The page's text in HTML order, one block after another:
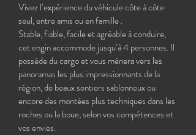
Vivez l’expérience du véhicule côte à côte
seul, entre amis ou en famille .
Stable, fiable, facile et agréable à conduire,
cet engin accommode jusqu’à 4 personnes. Il
possède du cargo et vous mènera vers les
panoramas les plus impressionnants de la
région, de beaux sentiers sablonneux ou
encore des montées plus techniques dans les
roches ou la boue, selon vos compétences et
vos envies.